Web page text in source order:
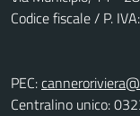
Codice fiscale / P.
PEC:
Centralino unico: